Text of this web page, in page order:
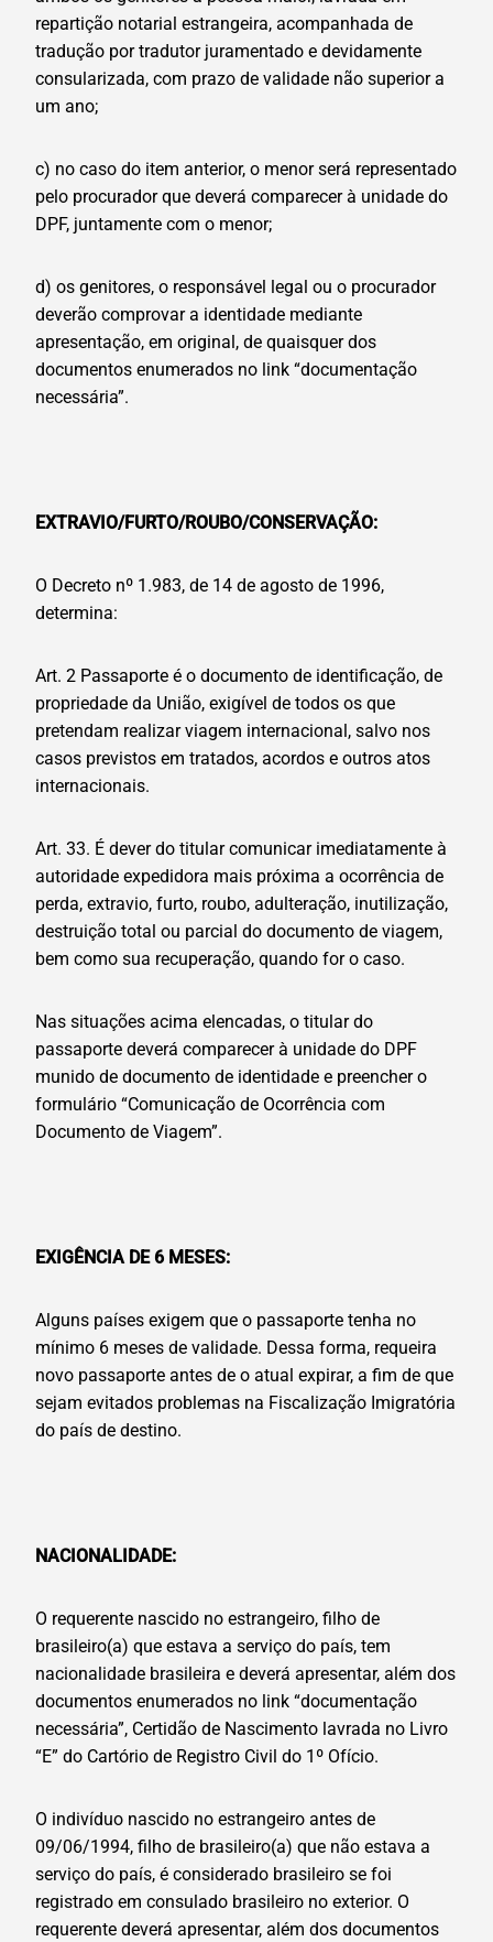
repartição notarial estrangeira, acompanhada de
tradução por tradutor juramentado e devidamente
consularizada, com prazo de validade não superior a
um ano;
c) no caso do item anterior, o menor será representado
pelo procurador que deverá comparecer à unidade do
DPF, juntamente com o menor;
d) os genitores, o responsável legal ou o procurador
deverão comprovar a identidade mediante
apresentação, em original, de quaisquer dos
documentos enumerados no link “documentação
necessária”.
EXTRAVIO/FURTO/ROUBO/CONSERVAÇÃO:
O Decreto nº 1.983, de 14 de agosto de 1996,
determina:
Art. 2 Passaporte é o documento de identificação, de
propriedade da União, exigível de todos os que
pretendam realizar viagem internacional, salvo nos
casos previstos em tratados, acordos e outros atos
internacionais.
Art. 33. É dever do titular comunicar imediatamente à
autoridade expedidora mais próxima a ocorrência de
perda, extravio, furto, roubo, adulteração, inutilização,
destruição total ou parcial do documento de viagem,
bem como sua recuperação, quando for o caso.
Nas situações acima elencadas, o titular do
passaporte deverá comparecer à unidade do DPF
munido de documento de identidade e preencher o
formulário “Comunicação de Ocorrência com
Documento de Viagem”.
EXIGÊNCIA DE 6 MESES:
Alguns países exigem que o passaporte tenha no
mínimo 6 meses de validade. Dessa forma, requeira
novo passaporte antes de o atual expirar, a fim de que
sejam evitados problemas na Fiscalização Imigratória
do país de destino.
NACIONALIDADE:
O requerente nascido no estrangeiro, filho de
brasileiro(a) que estava a serviço do país, tem
nacionalidade brasileira e deverá apresentar, além dos
documentos enumerados no link “documentação
necessária”, Certidão de Nascimento lavrada no Livro
“E” do Cartório de Registro Civil do 1º Ofício.
O indivíduo nascido no estrangeiro antes de
09/06/1994, filho de brasileiro(a) que não estava a
serviço do país, é considerado brasileiro se foi
registrado em consulado brasileiro no exterior. O
requerente deverá apresentar, além dos documentos